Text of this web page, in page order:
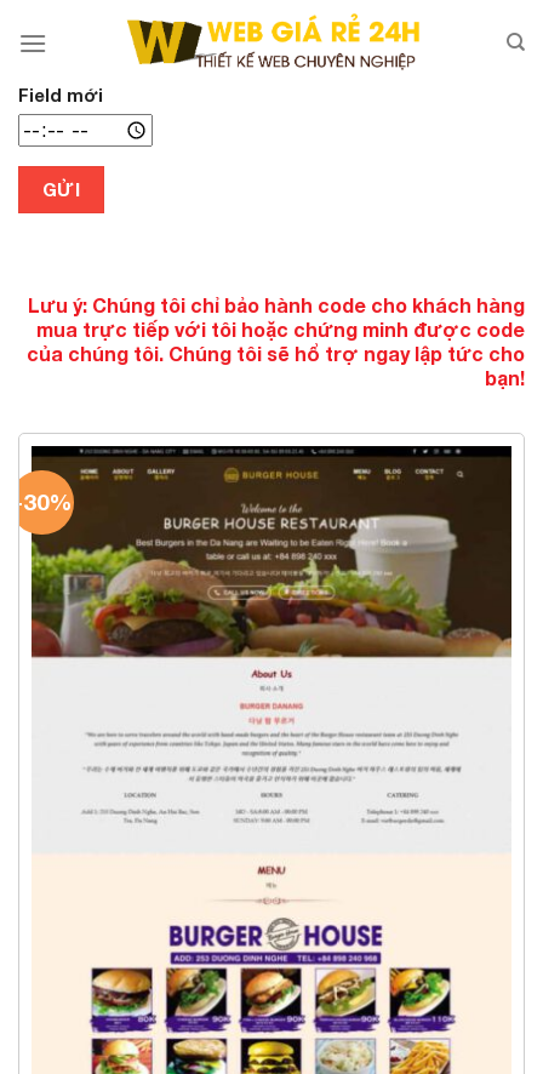
đến
nội
dung
Field mới
GỬI
Lưu ý: Chúng tôi chỉ bảo hành code cho khách hàng
mua trực tiếp với tôi hoặc chứng minh được code
của chúng tôi. Chúng tôi sẽ hổ trợ ngay lập tức cho
bạn!
-30%